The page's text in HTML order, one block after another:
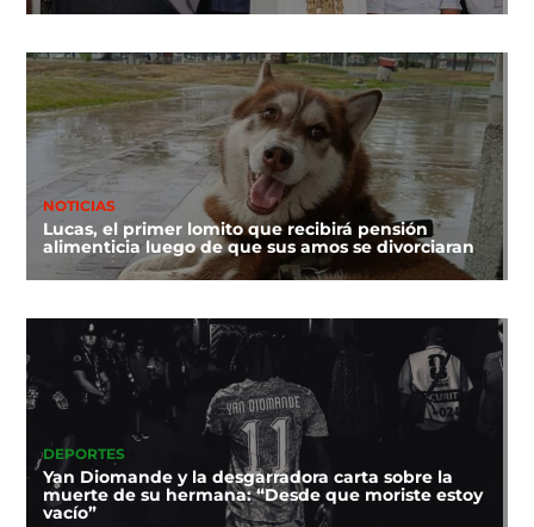
NOTICIAS
Lucas, el primer lomito que recibirá pensión
alimenticia luego de que sus amos se divorciaran
DEPORTES
Yan Diomande y la desgarradora carta sobre la
muerte de su hermana: “Desde que moriste estoy
vacío”